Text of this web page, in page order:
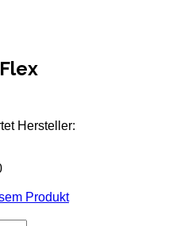
Hersteller:
Produkt